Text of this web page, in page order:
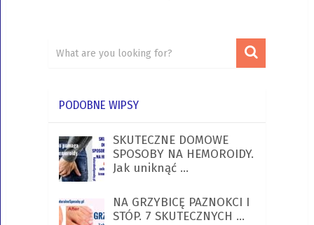
PODOBNE WIPSY
SKUTECZNE DOMOWE
SPOSOBY NA HEMOROIDY.
Jak uniknąć …
NA GRZYBICĘ PAZNOKCI I
STÓP. 7 SKUTECZNYCH …